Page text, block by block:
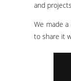
and
We made
to share it